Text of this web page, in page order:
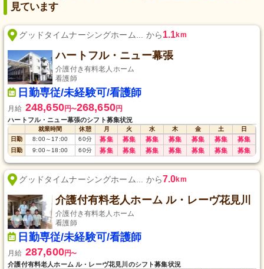
見ています
グッドタイムナーシングホーム... から1.1km
ハートフル・ニュー幕張
介護付き有料老人ホーム
看護師
日勤専従/未経験可/看護師
月給 248,650円〜268,650円
ハートフル・ニュー幕張のシフト募集状況
就業時間 休憩 月 火 水 木 金 土
日
日勤
8:00～ 17:00 60分 募集 募集 募集 募集 募集 募集 募集
日勤 9:00～ 18:00 60分 募集 募集 募集 募集 募集 募集 募集
グッドタイムナーシングホーム... から7.0km
介護付有料老人ホーム ル・レーヴ花見川
介護付き有料老人ホーム
看護師
日勤専従/未経験可/看護師
月給 287,600円〜
介護付有料老人ホーム ル・レーヴ花見川のシフト募集状況